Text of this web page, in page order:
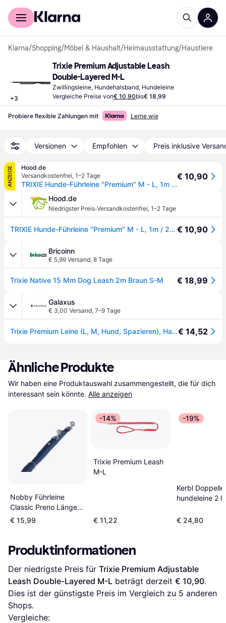
Für Shopper
Klarna/Shopping/Möbel & Haushalt/Heimausstattung/Haustiere
+3
Trixie Premium Adjustable Leash
Double-Layered M-L
Zwillingsleine, Hundehalsband, Hundeleine
Vergleiche Preise von€ 10,90bis€ 18,99
Probiere flexible Zahlungen mit Lerne wie
Versionen Empfohlen Preis inklusive
ANZEIGE
Hood.de
Versandkostenfrei, 1–2 Tage
TRIXIE Hunde-Führleine "Premium" M - L, 1m / 20mm
€ 10,90
Hood.de
Niedrigster Preis·Versandkostenfrei, 1–2 Tage
TRIXIE Hunde-Führleine "Premium" M - L, 1m / 20mm € 10,90
Bricoinn
€ 5,99 Versand, 8 Tage
Trixie Native 15 Mm Dog Leash 2m Braun S-M € 18,99
Galaxus
€ 3,00 Versand, 7–9 Tage
Trixie Premium Leine (L, M, Hund, Spazieren), Halsband + Leine€ 14,52
Ähnliche Produkte
Wir haben eine Produktauswahl zusammengestellt, die für dich
interessant sein könnte. Alle anzeigen
Nobby Führleine
Classic Preno Länge:
200 15/20
€ 15,99
-14%
Trixie Premium Leash
M-L
€ 11,22
-19%
Kerbl
hundeleine 2
geflochten
€ 24,80
Produktinformationen
Der niedrigste Preis für Trixie Premium Adjustable
Leash Double-Layered M-L beträgt derzeit € 10,90.
Dies ist der günstigste Preis im Vergleich zu 5 anderen
Shops.
Vergleiche: